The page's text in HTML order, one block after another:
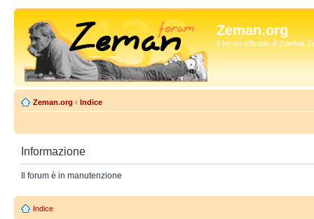
Zeman.org
Il forum ufficiale di Zdenek
Zeman.org ‹ Indice
Informazione
Il forum è in manutenzione
Indice